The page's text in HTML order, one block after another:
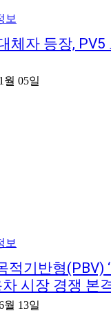
보
체자 등장, PV5
월 05일
보
적기반형(PBV)
시장 경쟁 본
월 13일